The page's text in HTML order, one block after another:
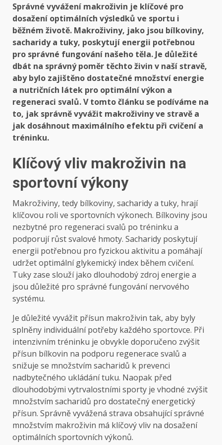
Správné vyvážení makroživin je klíčové pro
dosažení optimálních výsledků ve sportu i
běžném životě. Makroživiny, jako jsou bílkoviny,
sacharidy a tuky, poskytují energii potřebnou
pro správné fungování našeho těla. Je důležité
dbát na správný poměr těchto živin v naší stravě,
aby bylo zajištěno dostatečné množství energie
a nutričních látek pro optimální výkon a
regeneraci svalů. V tomto článku se podíváme na
to, jak správně vyvážit makroživiny ve stravě a
jak dosáhnout maximálního efektu při cvičení a
tréninku.
Klíčový vliv makroživin na
sportovní výkony
Makroživiny, tedy bílkoviny, sacharidy a tuky, hrají
klíčovou roli ve sportovních výkonech. Bílkoviny jsou
nezbytné pro regeneraci svalů po tréninku a
podporují růst svalové hmoty. Sacharidy poskytují
energii potřebnou pro fyzickou aktivitu a pomáhají
udržet optimální glykemický index během cvičení.
Tuky zase slouží jako dlouhodobý zdroj energie a
jsou důležité pro správné fungování nervového
systému.
Je důležité vyvážit přísun makroživin tak, aby byly
splněny individuální potřeby každého sportovce. Při
intenzivním tréninku je obvykle doporučeno zvýšit
přísun bílkovin na podporu regenerace svalů a
snižuje se množstvím sacharidů k prevenci
nadbytečného ukládání tuku. Naopak před
dlouhodobými vytrvalostními sporty je vhodné zvýšit
množstvím sacharidů pro dostatečný energetický
přísun. Správně vyvážená strava obsahující správné
množstvím makroživin má klíčový vliv na dosažení
optimálních sportovních výkonů.